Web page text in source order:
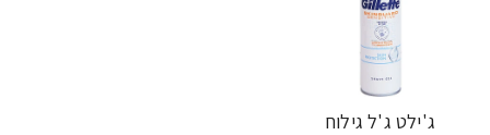
ג'ילט ג'ל גילוח